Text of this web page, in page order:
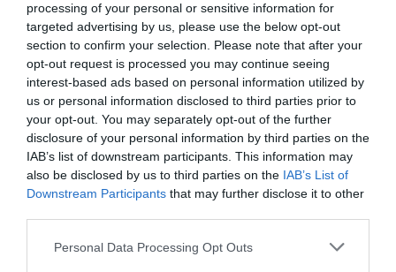
processing of your personal or sensitive information for
targeted advertising by us, please use the below opt-out
section to confirm your selection. Please note that after your
opt-out request is processed you may continue seeing
interest-based ads based on personal information utilized by
us or personal information disclosed to third parties prior to
your opt-out. You may separately opt-out of the further
disclosure of your personal information by third parties on the
IAB’s list of downstream participants. This information may
also be disclosed by us to third parties on the IAB’s List of
Downstream Participants that may further disclose it to other
Personal Data Processing Opt Outs
από:κανενας | Τετ, 14 Αυγούστου 2024 08:53
7 χρονια στρατιωτικης χουντας και οι ανικανοι δικτατορες
(υποτιθεται οτι ηταν και στρατιωτικοι τρομαρα τους) δεν
καταφεραν να εξοπλισουν ουτε να οργανωσουν αμυνα ουτε στο
ελαχιστο το νησι (αλλα και κανενα μερος των
ελληνοτουρκικων συνορων)… εκαναν μια επιστρατευση που
γελουσαν και τα G3 και τα FN…δεν μας ενδιεφερε η αμυνα με
την “συμμαχο” στον ΝΑΤΟ Τουρκια αλλα “οι κομμουνισται”!!!
αλλα μερη των συνορων στα οποια θα ηταν αδυνατο να